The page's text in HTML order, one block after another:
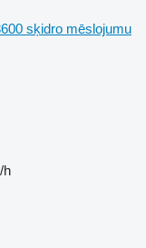
sķidro mēslojumu
h